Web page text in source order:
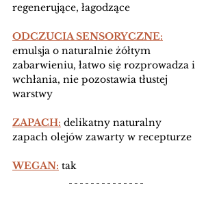
regenerujące, łagodzące
ODCZUCIA SENSORYCZNE:
emulsja o naturalnie żółtym
zabarwieniu, łatwo się rozprowadza i
wchłania, nie pozostawia tłustej
warstwy
ZAPACH: delikatny naturalny
zapach olejów zawarty w recepturze
WEGAN: tak